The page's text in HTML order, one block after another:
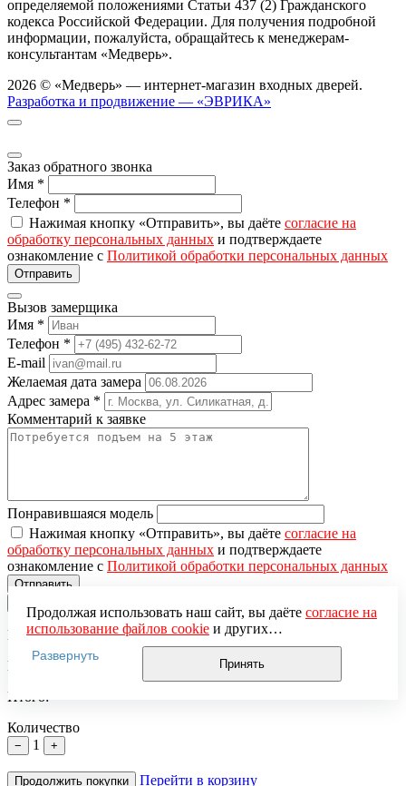
определяемой положениями Статьи 437 (2) Гражданского
кодекса Российской Федерации. Для получения подробной
информации, пожалуйста, обращайтесь к менеджерам-
консультантам «Медверь».
2026 © «Медверь» — интернет-магазин входных дверей.
Разработка и продвижение — «ЭВРИКА»
Заказ обратного звонка
Имя *
Телефон *
Нажимая кнопку «Отправить», вы даёте согласие на
обработку персональных данных и подтверждаете
ознакомление с Политикой обработки персональных данных
Вызов замерщика
Имя *
Телефон *
E-mail
Желаемая дата замера
Адрес замера *
Комментарий к заявке
Понравившаяся модель
Нажимая кнопку «Отправить», вы даёте согласие на
обработку персональных данных и подтверждаете
ознакомление с Политикой обработки персональных данных
Продолжая использовать наш сайт, вы даёте согласие на
использование файлов cookieи других
пользовательских данных (включая IP-адрес, сведения о
местоположении, устройстве, действиях на сайте и т. п.)
для функционирования сайта, проведения
Яндекс.Метрика), в соответствии с нашей
Если вы не хотите, чтобы ваши данные обрабатывались,
настройте ограничения в браузере или покиньте сайт.
Развернуть
Принять
Вы добавили в корзину
Цена за единицу:
Итого:
Количество
− 1 +
Продолжить покупки Перейти в корзину